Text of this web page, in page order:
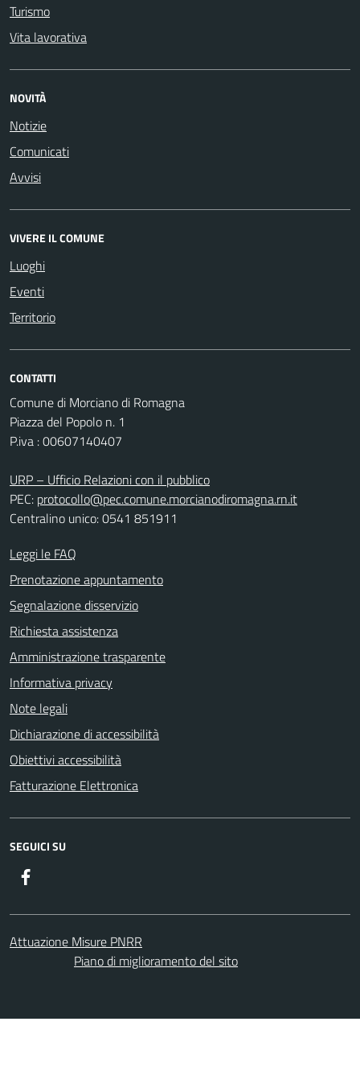
Turismo
Vita lavorativa
NOVITÀ
Notizie
Comunicati
Avvisi
VIVERE IL COMUNE
Luoghi
Eventi
Territorio
CONTATTI
Comune di Morciano di Romagna
Piazza del Popolo n. 1
P.iva : 00607140407
URP – Ufficio Relazioni con il pubblico
PEC: protocollo@pec.comune.morcianodiromagna.rn.it
Centralino unico: 0541 851911
Leggi le FAQ
Prenotazione appuntamento
Segnalazione disservizio
Richiesta assistenza
Amministrazione trasparente
Informativa privacy
Note legali
Dichiarazione di accessibilità
Obiettivi accessibilità
Fatturazione Elettronica
SEGUICI SU
Attuazione Misure PNRR
Piano di miglioramento del sito